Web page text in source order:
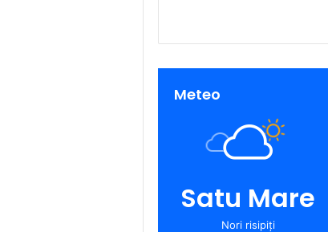
Meteo
Satu Mare
Nori risipiți